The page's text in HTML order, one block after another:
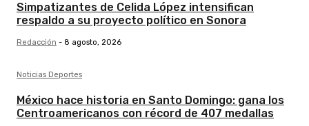
Simpatizantes de Celida López intensifican
respaldo a su proyecto político en Sonora
Redacción - 8 agosto, 2026
Noticias Deportes
México hace historia en Santo Domingo: gana los
Centroamericanos con récord de 407 medallas